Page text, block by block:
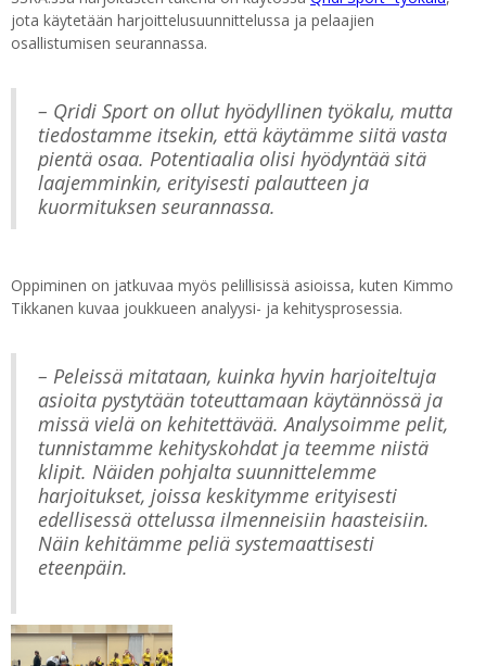
jota käytetään harjoittelusuunnittelussa ja pelaajien
osallistumisen seurannassa.
– Qridi Sport on ollut hyödyllinen työkalu, mutta
tiedostamme itsekin, että käytämme siitä vasta
pientä osaa. Potentiaalia olisi hyödyntää sitä
laajemminkin, erityisesti palautteen ja
kuormituksen seurannassa.
Oppiminen on jatkuvaa myös pelillisissä asioissa, kuten Kimmo
Tikkanen kuvaa joukkueen analyysi- ja kehitysprosessia.
– Peleissä mitataan, kuinka hyvin harjoiteltuja
asioita pystytään toteuttamaan käytännössä ja
missä vielä on kehitettävää. Analysoimme pelit,
tunnistamme kehityskohdat ja teemme niistä
klipit. Näiden pohjalta suunnittelemme
harjoitukset, joissa keskitymme erityisesti
edellisessä ottelussa ilmenneisiin haasteisiin.
Näin kehitämme peliä systemaattisesti
eteenpäin.